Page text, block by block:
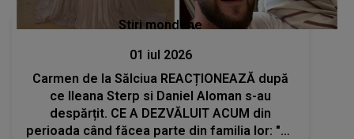
Stiri mondene
01 iul 2026
Carmen de la Sălciua REACȚIONEAZĂ după
ce Ileana Sterp si Daniel Aloman s-au
despărțit. CE A DEZVĂLUIT ACUM din
perioada când făcea parte din familia lor: "Vă